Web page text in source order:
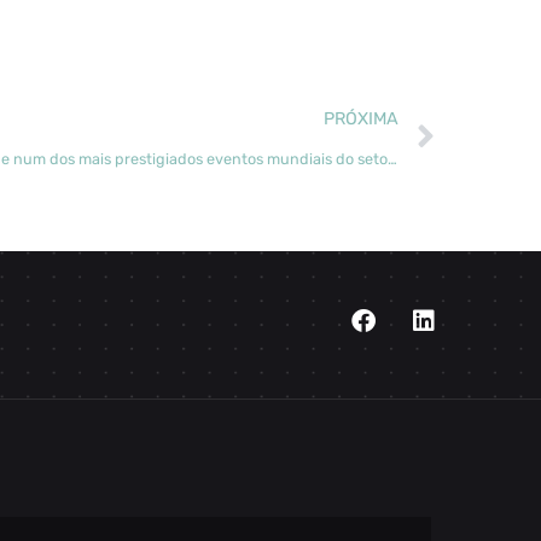
PRÓXIMA
IUFRO: Agenda transForm em destaque num dos mais prestigiados eventos mundiais do setor florestal